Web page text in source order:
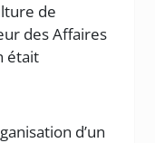
de
des Affaires
était
d’un